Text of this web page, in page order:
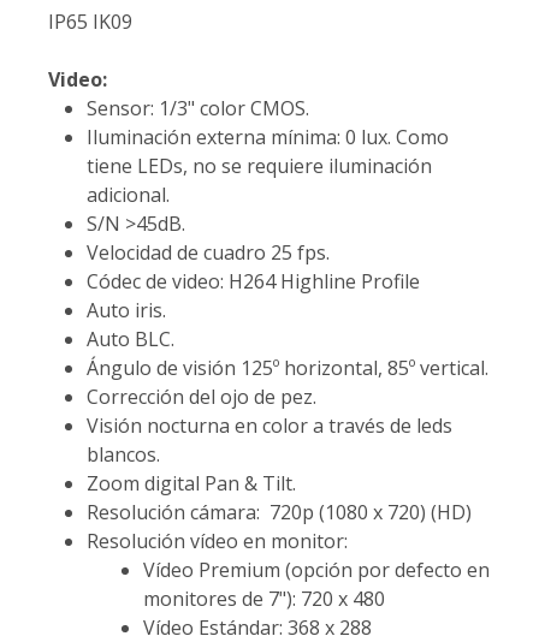
IP65 IK09
Video:
Sensor: 1/3" color CMOS.
Iluminación externa mínima: 0 lux. Como
tiene LEDs, no se requiere iluminación
adicional.
S/N >45dB.
Velocidad de cuadro 25 fps.
Códec de video: H264 Highline Profile
Auto iris.
Auto BLC.
Ángulo de visión 125º horizontal, 85º vertical.
Corrección del ojo de pez.
Visión nocturna en color a través de leds
blancos.
Zoom digital Pan & Tilt.
Resolución cámara: 720p (1080 x 720) (HD)
Resolución vídeo en monitor:
Vídeo Premium (opción por defecto en
monitores de 7"): 720 x 480
Vídeo Estándar: 368 x 288